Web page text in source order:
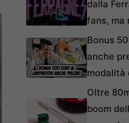
dalla
fans, ma
Bonus
anche
modalità
Oltre
boom